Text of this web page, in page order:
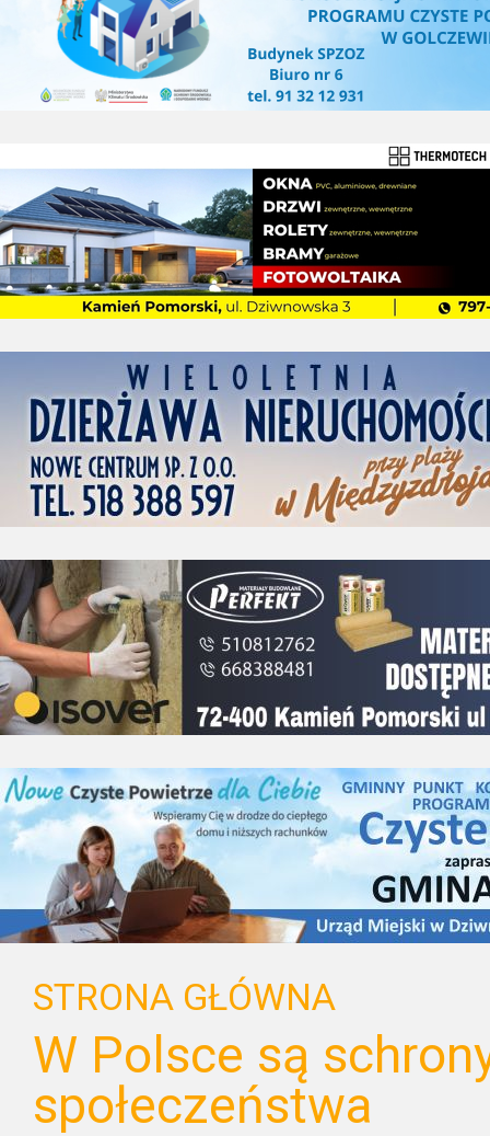
STRONA GŁÓWNA
W Polsce są
społeczeństwa